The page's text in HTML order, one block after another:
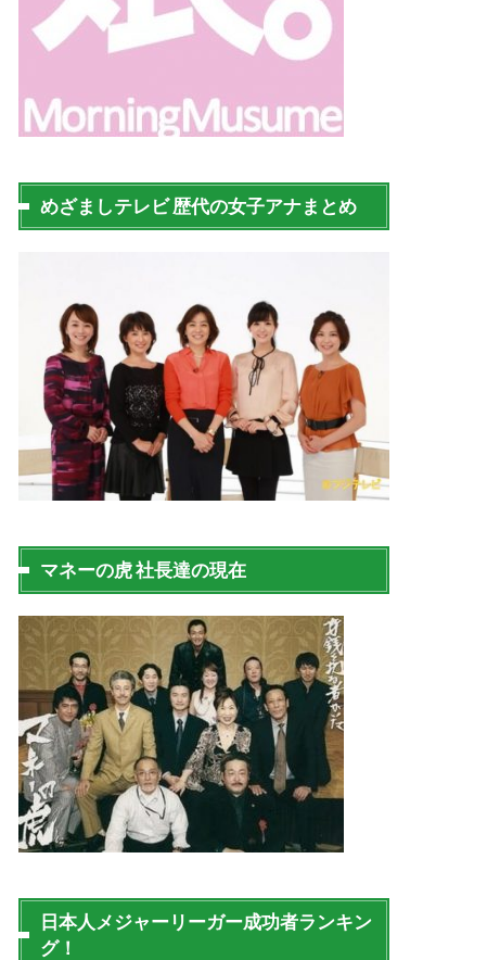
めざましテレビ 歴代の女子アナまとめ
マネーの虎 社長達の現在
日本人メジャーリーガー成功者ランキン
グ！